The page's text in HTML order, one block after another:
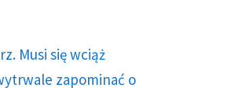
Musi się wciąż
zapominać o